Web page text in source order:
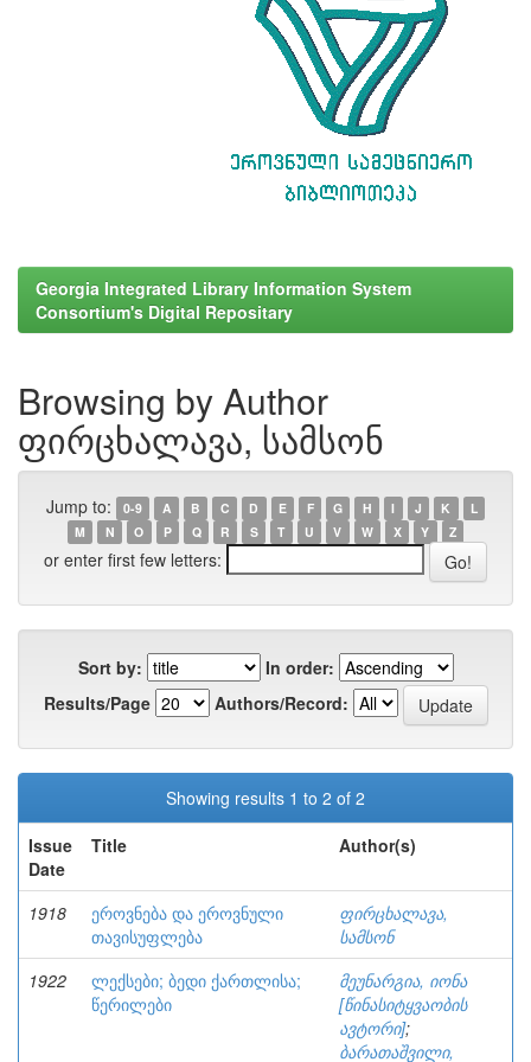
Georgia Integrated Library Information System
Consortium's Digital Repositary
Browsing by Author
ფირცხალავა, სამსონ
Jump to: 0-9 A B C D E F G H I J K
L
M
N O P Q R S T U V W X Y Z
or enter first few letters:
Sort by:
In order:
Results/Page
Authors/Record:
Showing results 1 to 2 of 2
Issue
Date
Title Author(s)
1918
ეროვნება და ეროვნული
თავისუფლება
ფირცხალავა,
სამსონ
1922
ლექსები; ბედი ქართლისა;
წერილები
მეუნარგია, იონა
[წინასიტყვაობის
ავტორი];
ბარათაშვილი,